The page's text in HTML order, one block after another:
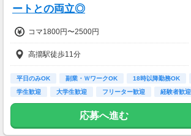
ートとの両立◎
コマ1800円〜2500円
高擶駅徒歩11分
平日のみOK 副業・ＷワークOK 18時以降勤務OK
学生歓迎
大学生歓迎 フリーター歓迎 経験者歓迎
応募へ進む